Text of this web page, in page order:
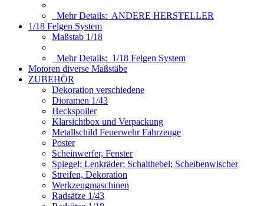
Mehr Details: ANDERE HERSTELLER
1/18 Felgen System
Maßstab 1/18
Mehr Details: 1/18 Felgen System
Motoren diverse Maßstäbe
ZUBEHÖR
Dekoration verschiedene
Dioramen 1/43
Heckspoiler
Klarsichtbox und Verpackung
Metallschild Feuerwehr Fahrzeuge
Poster
Scheinwerfer, Fenster
Spiegel; Lenkräder; Schalthebel; Scheibenwischer
Streifen, Dekoration
Werkzeugmaschinen
Radsätze 1/43